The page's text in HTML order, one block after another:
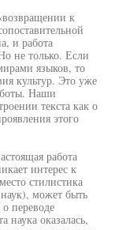
к
и работа
не только. Если
языков, то
культур. Это уже
Наши
текста как о
этого
работа
интерес к
стилистика
может быть
переводе
наука оказалась,